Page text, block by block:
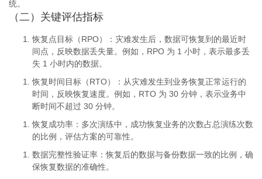
统。
（二）关键评估指标
恢复点目标（RPO）
：灾难发生后，数据可恢复到的最近时
间点，反映数据丢失量。例如，RPO 为 1 小时，表示最多丢
失 1 小时内的数据。
恢复时间目标（RTO）
：从灾难发生到业务恢复正常运行的
时间，反映恢复速度。例如，RTO 为 30 分钟，表示业务中
断时间不超过 30 分钟。
恢复成功率 ：多次演练中，成功恢复业务的次数占总演练次数
的比例，评估方案的可靠性。
数据完整性验证率 ：恢复后的数据与备份数据一致的比例，确
保恢复数据的准确性。